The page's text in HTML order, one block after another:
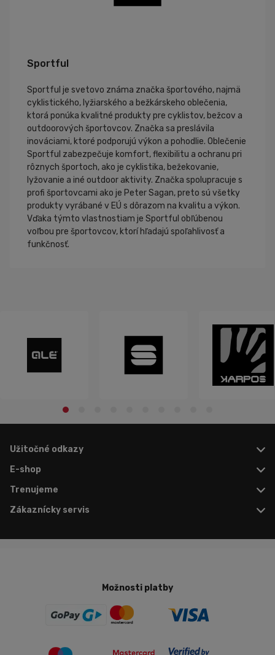
Sportful
Sportful je svetovo známa značka športového, najmä
cyklistického, lyžiarského a bežkárskeho oblečenia,
ktorá ponúka kvalitné produkty pre cyklistov, bežcov a
outdoorových športovcov. Značka sa preslávila
inováciami, ktoré podporujú výkon a pohodlie. Oblečenie
Sportful zabezpečuje komfort, flexibilitu a ochranu pri
rôznych športoch, ako je cyklistika, bežekovanie,
lyžovanie a iné outdoor aktivity. Značka spolupracuje s
profi športovcami ako je Peter Sagan, preto sú všetky
produkty vyrábané v EÚ s dôrazom na kvalitu a výkon.
Vďaka týmto vlastnostiam je Sportful obľúbenou
voľbou pre športovcov, ktorí hľadajú spoľahlivosť a
funkčnosť.
Užitočné odkazy
E-shop
Trenujeme
Zákaznícky servis
Možnosti platby